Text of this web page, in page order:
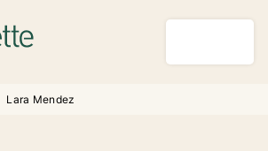
Lara Mendez